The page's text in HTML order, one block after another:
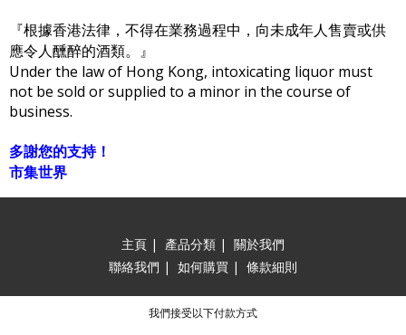
『根據香港法律，不得在業務過程中，向未成年人售賣或供
應令人醺醉的酒類。』
Under the law of Hong Kong, intoxicating liquor must
not be sold or supplied to a minor in the course of
business.
多謝您的支持！
市集世界
主頁 | 產品分類 | 關於我們
聯絡我們 | 如何購買 | 條款細則
我們接受以下付款方式